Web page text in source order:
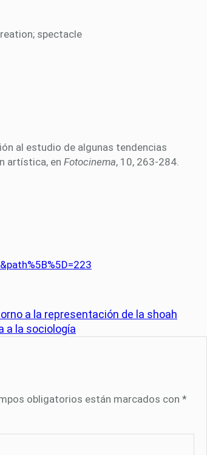
spectacle
al estudio de algunas tendencias
artística, en Fotocinema, 10, 263-284.
a la representación de la shoah
a la sociología
obligatorios están marcados con *